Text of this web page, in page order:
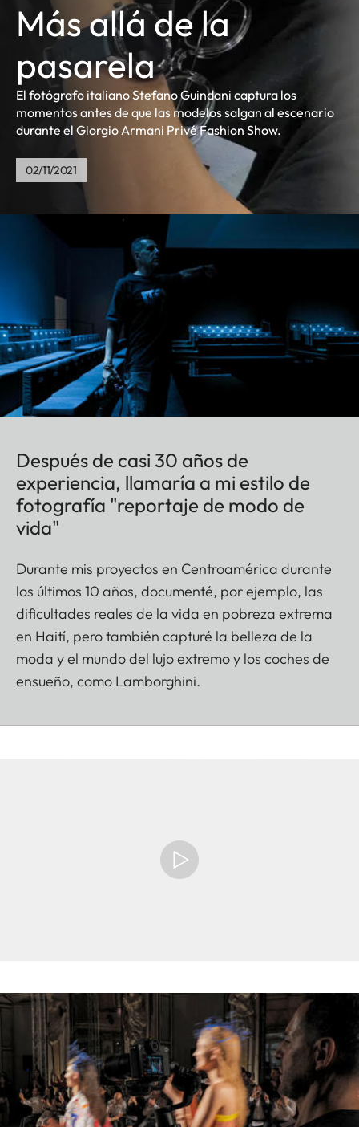
Más allá de la
pasarela
El fotógrafo italiano Stefano Guindani captura los
momentos antes de que las modelos salgan al escenario
durante el Giorgio Armani Privé Fashion Show.
02/11/2021
Después de casi 30 años de
experiencia, llamaría a mi estilo de
fotografía "reportaje de modo de
vida"
Durante mis proyectos en Centroamérica durante
los últimos 10 años, documenté, por ejemplo, las
dificultades reales de la vida en pobreza extrema
en Haití, pero también capturé la belleza de la
moda y el mundo del lujo extremo y los coches de
ensueño, como Lamborghini.